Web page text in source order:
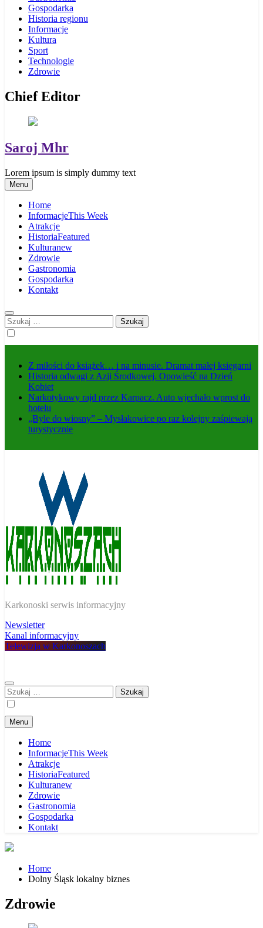
Gospodarka
Historia regionu
Informacje
Kultura
Sport
Technologie
Zdrowie
Chief Editor
Saroj Mhr
Lorem ipsum is simply dummy text
Menu
Home
InformacjeThis Week
Atrakcje
HistoriaFeatured
Kulturanew
Zdrowie
Gastronomia
Gospodarka
Kontakt
Szukaj:
Z miłości do książek… i na minusie. Dramat małej księgarni
Historia odwagi z Azji Środkowej. Opowieść na Dzień
Kobiet
Narkotykowy rajd przez Karpacz. Auto wjechało wprost do
hotelu
„Byle do wiosny” – Mysłakowice po raz kolejny zaśpiewają
turystycznie
W Karkonoszach
Karkonoski serwis informacyjny
Newsletter
Kanal informacyjny
Telewizja w Karkonoszach
Szukaj:
Menu
Home
InformacjeThis Week
Atrakcje
HistoriaFeatured
Kulturanew
Zdrowie
Gastronomia
Gospodarka
Kontakt
Home
Dolny Śląsk lokalny biznes
Zdrowie